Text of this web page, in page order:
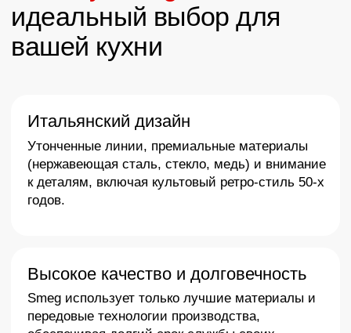
заказывайте в «Арго»